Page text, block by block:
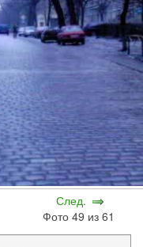
След.
Фото 49 из 61